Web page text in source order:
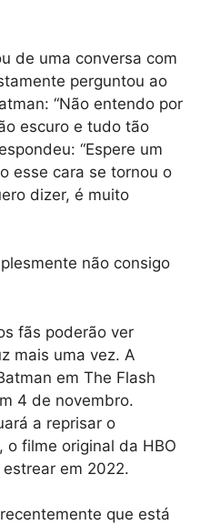
de uma conversa com
perguntou ao
“Não entendo por
escuro e tudo tão
“Espere um
esse cara se tornou o
dizer, é muito
não consigo
fãs poderão ver
mais uma vez. A
em The Flash
4 de novembro.
a reprisar o
o filme original da HBO
em 2022.
que está